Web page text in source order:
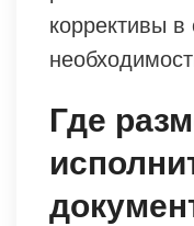
коррективы в
Где